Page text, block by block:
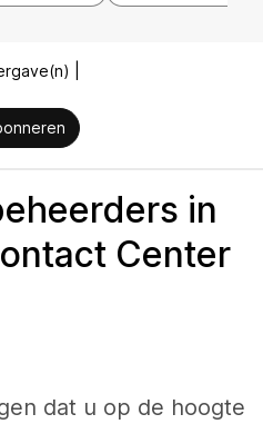
|
in
Center
dat u op de hoogte